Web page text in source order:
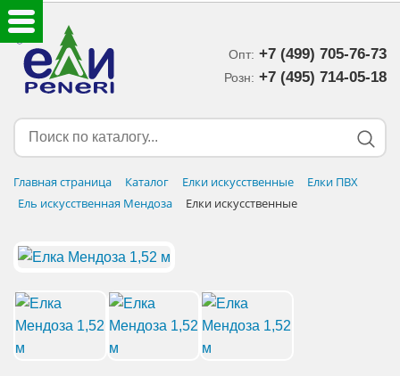
Опт: +7 (499) 705-76-73
Розн: +7 (495) 714-05-18‬
Главная страница Каталог Елки искусственные
Елки ПВХ
Ель искусственная Мендоза
Елки искусственные
ЕЛКИ ИСКУССТВЕННЫЕ
ЕЛОЧНЫЕ УКРАШЕНИЯ
НОВОГОДНИЙ ДЕКОР
ДОСТАВКА В РЕГИОНЫ
ДОСТАВКА